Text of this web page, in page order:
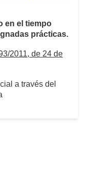
en el tiempo
prácticas.
2011, de 24 de
a través del